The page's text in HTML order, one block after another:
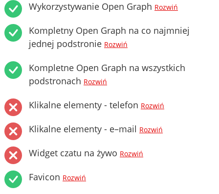
Wykorzystywanie Open Graph Rozwiń
Kompletny Open Graph na co najmniej
jednej podstronie Rozwiń
Kompletne Open Graph na wszystkich
podstronach Rozwiń
Klikalne elementy - telefon Rozwiń
Klikalne elementy - e–mail Rozwiń
Widget czatu na żywo Rozwiń
Favicon Rozwiń